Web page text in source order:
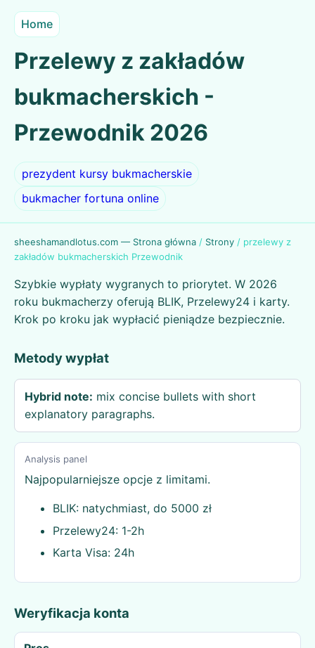
Home
Przelewy z zakładów
bukmacherskich -
Przewodnik 2026
prezydent kursy bukmacherskie
bukmacher fortuna online
sheeshamandlotus.com — Strona główna / Strony / przelewy z
zakładów bukmacherskich Przewodnik
Szybkie wypłaty wygranych to priorytet. W 2026
roku bukmacherzy oferują BLIK, Przelewy24 i karty.
Krok po kroku jak wypłacić pieniądze bezpiecznie.
Metody wypłat
Hybrid note: mix concise bullets with short
explanatory paragraphs.
Analysis panel
Najpopularniejsze opcje z limitami.
BLIK: natychmiast, do 5000 zł
Przelewy24: 1-2h
Karta Visa: 24h
Weryfikacja konta